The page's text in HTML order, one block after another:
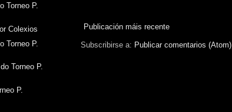
Publicación máis recente
Subscribirse a: Publicar comentarios (Atom)
Torneo P.
Colexios
Torneo P.
Torneo P.
P.